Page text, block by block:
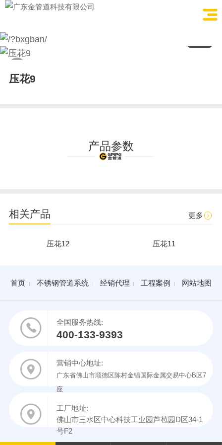
压花9
产品参数
相关产品 更多
压花12 压花11
首页 不锈钢管道系统 经销代理 工程案例 网站地图
全国服务热线:
400-133-9393
营销中心地址:
广东省佛山市顺德区陈村金锠国际金属交易中心B区7
座
工厂地址:
佛山市三水区中心科技工业园芦苞园D区34-1
号F2